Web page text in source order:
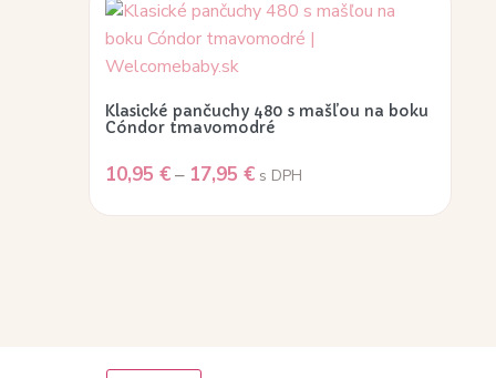
Klasické pančuchy 480 s mašľou na boku
Cóndor tmavomodré
10,95 €– 17,95 € s DPH